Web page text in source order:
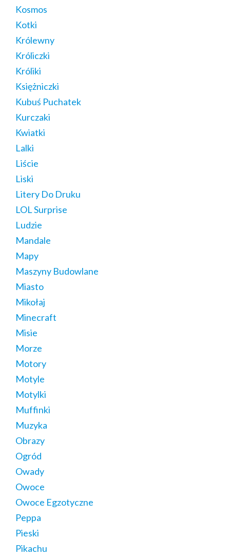
Kosmos
Kotki
Królewny
Króliczki
Króliki
Księżniczki
Kubuś Puchatek
Kurczaki
Kwiatki
Lalki
Liście
Liski
Litery Do Druku
LOL Surprise
Ludzie
Mandale
Mapy
Maszyny Budowlane
Miasto
Mikołaj
Minecraft
Misie
Morze
Motory
Motyle
Motylki
Muffinki
Muzyka
Obrazy
Ogród
Owady
Owoce
Owoce Egzotyczne
Peppa
Pieski
Pikachu